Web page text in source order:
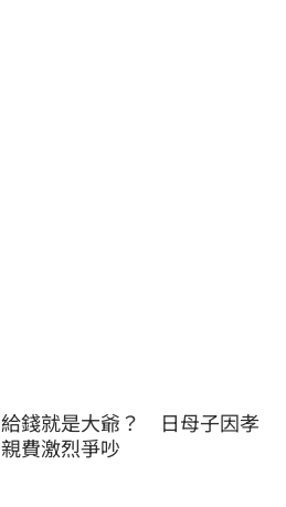
給錢就是大爺？　日母子因孝
親費激烈爭吵